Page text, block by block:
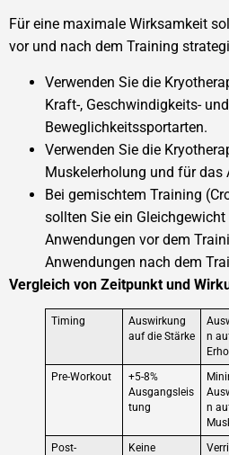
Für eine maximale Wirksamkeit
vor und nach dem Training
Verwenden Sie die
Kraft-, Geschwindigkeits- und
Beweglichkeitssportarten.
Verwenden Sie die
Muskelerholung und für das
Bei gemischtem Training
sollten Sie ein
Anwendungen vor dem
Anwendungen nach dem
Vergleich von Zeitpunkt und
Timing
Auswirkung
auf die Stärke
n
Pre-Workout
+5-8%
Ausgangsleis
tung
n
Post-
Keine